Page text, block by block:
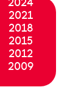
2024
2021
2018
2015
2012
2009